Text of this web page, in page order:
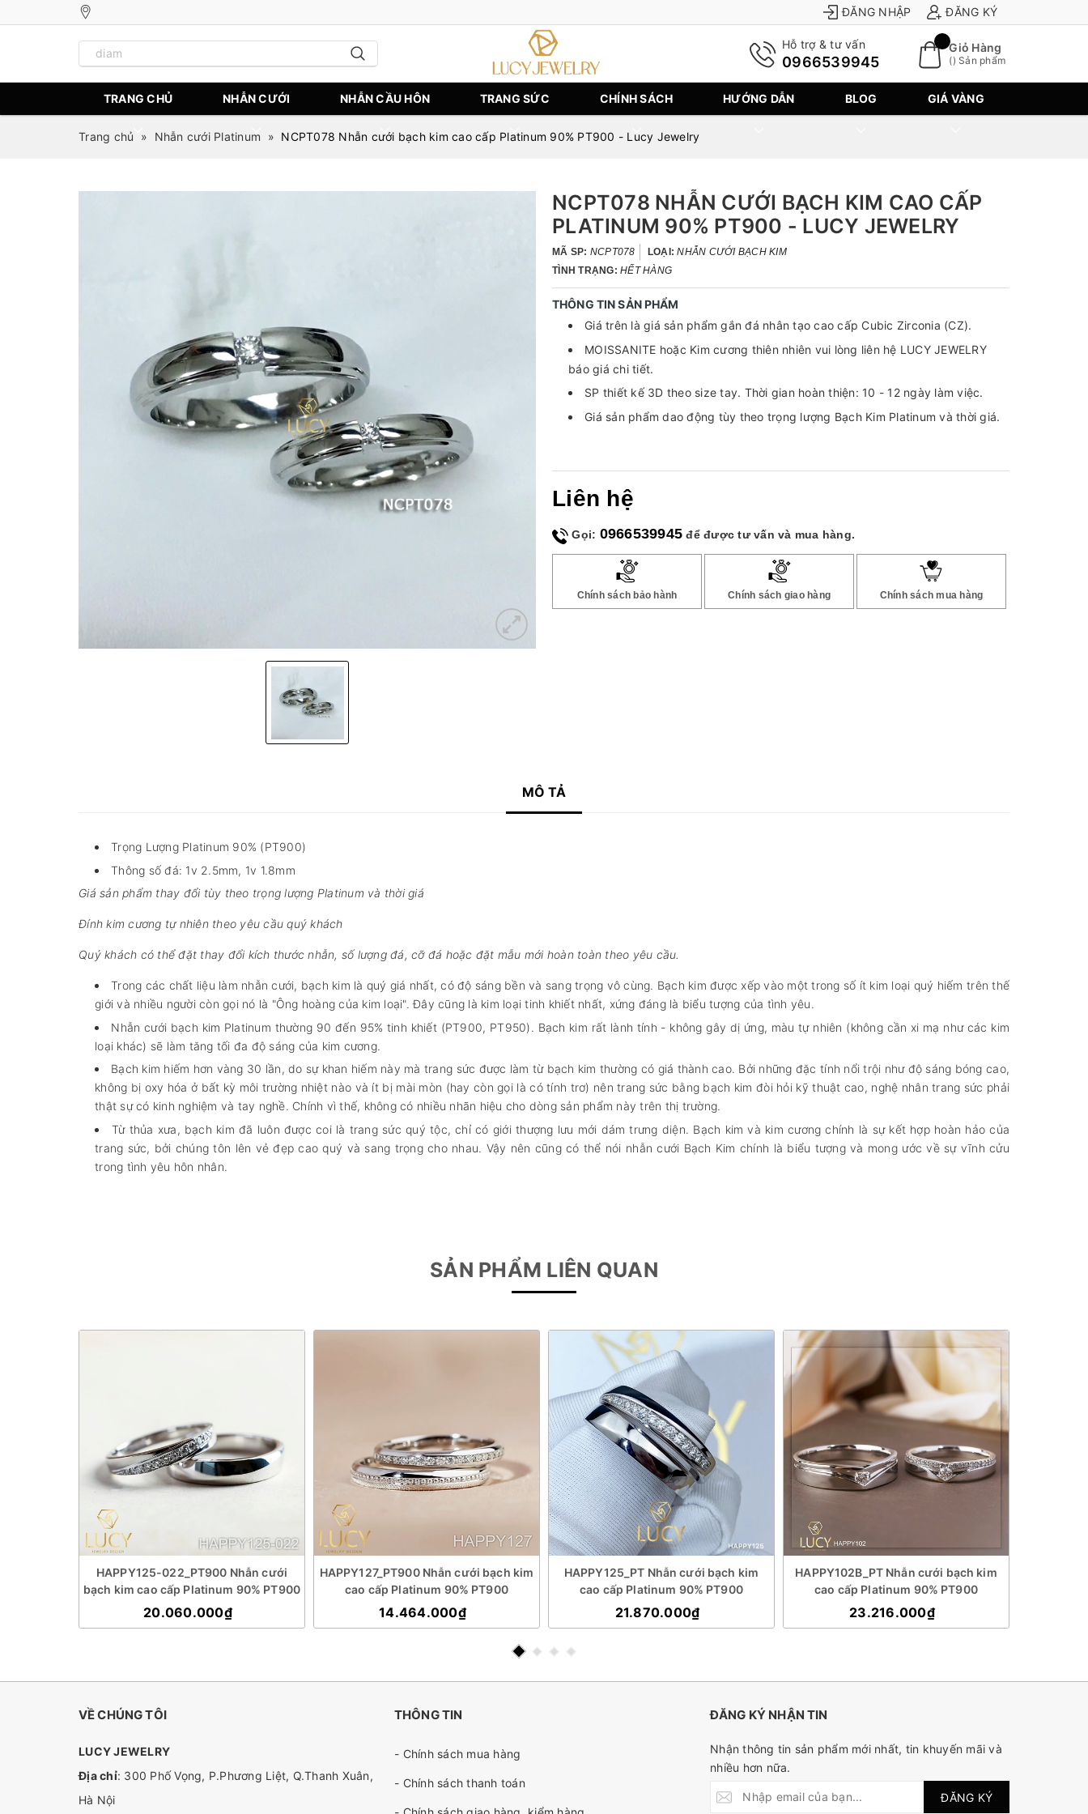
ĐĂNG NHẬP ĐĂNG KÝ
Hỗ trợ & tư vấn
0966539945
Giỏ Hàng
() Sản phẩm
TRANG CHỦ NHẪN CƯỚI NHẪN CẦU HÔN TRANG SỨC CHÍNH SÁCH HƯỚNG DẪN BLOG GIÁ VÀNG
Trang chủ » Nhẫn cưới Platinum » NCPT078 Nhẫn cưới bạch kim cao cấp Platinum 90% PT900 - Lucy Jewelry
NCPT078 NHẪN CƯỚI BẠCH KIM CAO CẤP
PLATINUM 90% PT900 - LUCY JEWELRY
MÃ SP: NCPT078 LOẠI:NHẪN CƯỚI BẠCH KIM
TÌNH TRẠNG: HẾT HÀNG
THÔNG TIN SẢN PHẨM
Giá trên là giá sản phẩm gắn đá nhân tạo cao cấp Cubic Zirconia (CZ).
MOISSANITE hoặc Kim cương thiên nhiên vui lòng liên hệ LUCY JEWELRY
báo giá chi tiết.
SP thiết kế 3D theo size tay. Thời gian hoàn thiện: 10 - 12 ngày làm việc.
Giá sản phẩm dao động tùy theo trọng lượng Bạch Kim Platinum và thời giá.
Liên hệ
Gọi: 0966539945 để được tư vấn và mua hàng.
Chính sách bảo hành Chính sách giao hàng Chính sách mua hàng
MÔ TẢ
Trọng Lượng Platinum 90% (PT900)
Thông số đá: 1v 2.5mm, 1v 1.8mm
Giá sản phẩm thay đổi tùy theo trọng lượng Platinum và thời giá
Đính kim cương tự nhiên theo yêu cầu quý khách
Quý khách có thể đặt thay đổi kích thước nhẫn, số lượng đá, cỡ đá hoặc đặt mẫu mới hoàn toàn theo yêu cầu.
Trong các chất liệu làm nhẫn cưới, bạch kim là quý giá nhất, có độ sáng bền và sang trọng vô cùng. Bạch kim được xếp vào một trong số ít kim loại quý hiếm trên thế
giới và nhiều người còn gọi nó là "Ông hoàng của kim loại". Đây cũng là kim loại tinh khiết nhất, xứng đáng là biểu tượng của tình yêu.
Nhẫn cưới bạch kim Platinum thường 90 đến 95% tinh khiết (PT900, PT950). Bạch kim rất lành tính - không gây dị ứng, màu tự nhiên (không cần xi mạ như các kim
loại khác) sẽ làm tăng tối đa độ sáng của kim cương.
Bạch kim hiếm hơn vàng 30 lần, do sự khan hiếm này mà trang sức được làm từ bạch kim thường có giá thành cao. Bởi những đặc tính nổi trội như độ sáng bóng cao,
không bị oxy hóa ở bất kỳ môi trường nhiệt nào và ít bị mài mòn (hay còn gọi là có tính trơ) nên trang sức bằng bạch kim đòi hỏi kỹ thuật cao, nghệ nhân trang sức phải
thật sự có kinh nghiệm và tay nghề. Chính vì thế, không có nhiều nhãn hiệu cho dòng sản phẩm này trên thị trường.
Từ thủa xưa, bạch kim đã luôn được coi là trang sức quý tộc, chỉ có giới thượng lưu mới dám trưng diện. Bạch kim và kim cương chính là sự kết hợp hoàn hảo của
trang sức, bởi chúng tôn lên vẻ đẹp cao quý và sang trọng cho nhau. Vậy nên cũng có thể nói nhẫn cưới Bạch Kim chính là biểu tượng và mong ước về sự vĩnh cửu
trong tình yêu hôn nhân.
SẢN PHẨM LIÊN QUAN
HAPPY125-022_PT900 Nhẫn cưới
bạch kim cao cấp Platinum 90% PT900
20.060.000₫
HAPPY127_PT900 Nhẫn cưới bạch kim
cao cấp Platinum 90% PT900
14.464.000₫
HAPPY125_PT Nhẫn cưới bạch kim
cao cấp Platinum 90% PT900
21.870.000₫
HAPPY102B_PT Nhẫn cưới bạch kim
cao cấp Platinum 90% PT900
23.216.000₫
VỀ CHÚNG TÔI
LUCY JEWELRY
Địa chỉ: 300 Phố Vọng, P.Phương Liệt, Q.Thanh Xuân,
Hà Nội
THÔNG TIN
- Chính sách mua hàng
- Chính sách thanh toán
ĐĂNG KÝ NHẬN TIN
Nhận thông tin sản phẩm mới nhất, tin khuyến mãi và
nhiều hơn nữa.
ĐĂNG KÝ